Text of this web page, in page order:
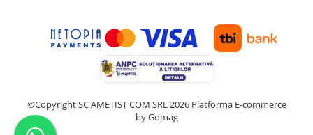
©Copyright SC AMETIST COM SRL 2026 Platforma E-commerce
by Gomag